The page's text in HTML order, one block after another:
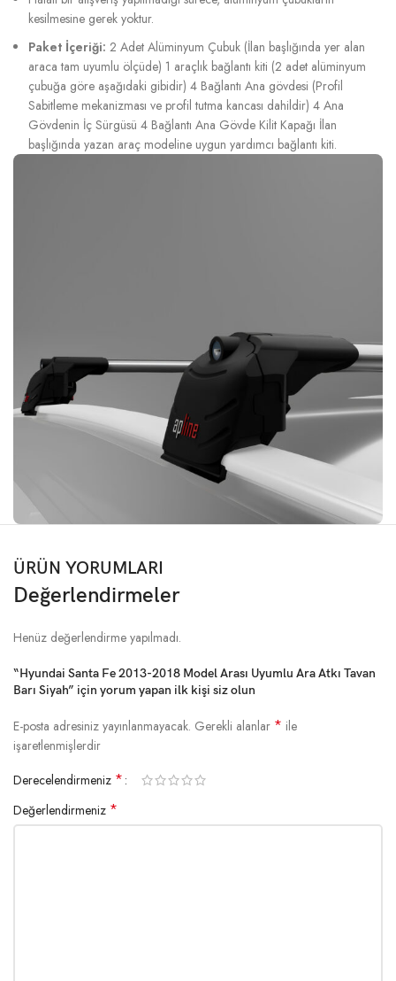
kesilmesine gerek yoktur.
Paket İçeriği: 2 Adet Alüminyum Çubuk (İlan başlığında yer alan
araca tam uyumlu ölçüde) 1 araçlık bağlantı kiti (2 adet alüminyum
çubuğa göre aşağıdaki gibidir) 4 Bağlantı Ana gövdesi (Profil
Sabitleme mekanizması ve profil tutma kancası dahildir) 4 Ana
Gövdenin İç Sürgüsü 4 Bağlantı Ana Gövde Kilit Kapağı İlan
başlığında yazan araç modeline uygun yardımcı bağlantı kiti.
ÜRÜN YORUMLARI
Değerlendirmeler
Henüz değerlendirme yapılmadı.
“Hyundai Santa Fe 2013-2018 Model Arası Uyumlu Ara Atkı Tavan
Barı Siyah” için yorum yapan ilk kişi siz olun
E-posta adresiniz yayınlanmayacak. Gerekli alanlar * ile
işaretlenmişlerdir
Derecelendirmeniz *
Değerlendirmeniz *